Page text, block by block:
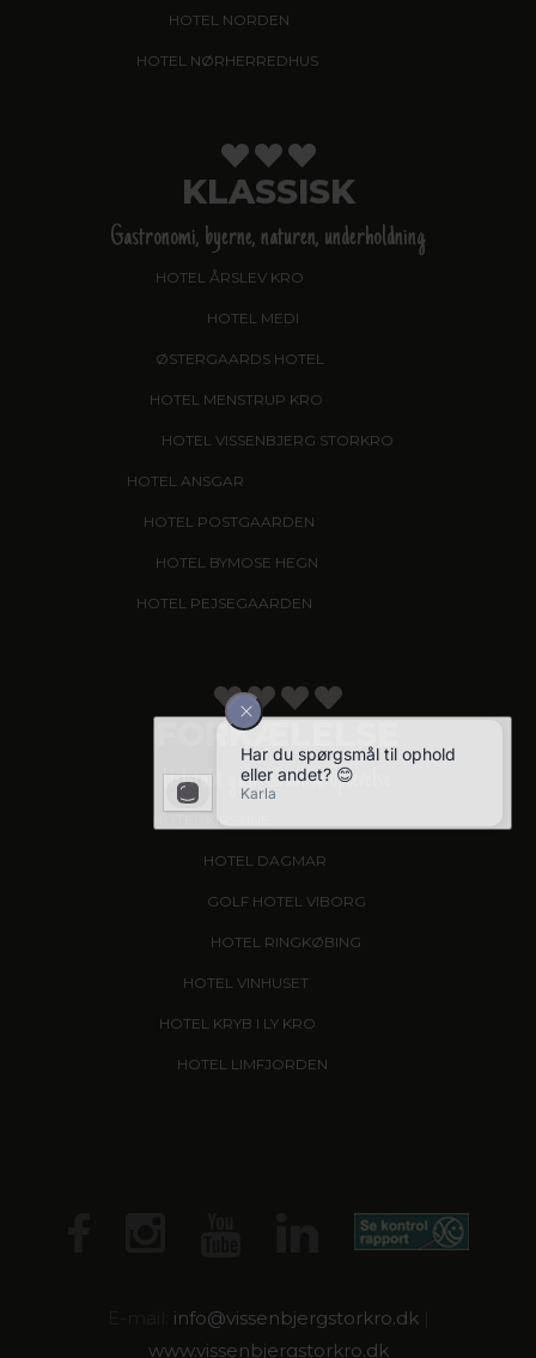
HOTEL NORDEN
HOTEL NØRHERREDHUS, NORDBORG
KLASSISK
Gastronomi, byerne, naturen, underholdning
HOTEL ÅRSLEV KRO
HOTEL MEDI
ØSTERGAARDS HOTEL, HERNING
HOTEL MENSTRUP KRO
HOTEL VISSENBJERG STORKRO
HOTEL ANSGAR
HOTEL POSTGAARDEN
HOTEL BYMOSE HEGN
HOTEL PEJSEGAARDEN
FORKÆLELSE
Helstøbt gastronomisk oplevelse
HOTEL KIRSTINE
HOTEL DAGMAR
GOLF HOTEL VIBORG
HOTEL RINGKØBING
HOTEL VINHUSET, NÆSTVED
HOTEL KRYB I LY KRO
HOTEL LIMFJORDEN
info@vissenbjergstorkro.dk|
www.vissenbjergstorkro.dk